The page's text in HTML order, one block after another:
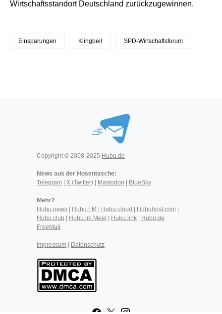
Wirtschaftsstandort Deutschland zurückzugewinnen.
Einsparungen Klingbeil SPD-Wirtschaftsforum
Copyright © 2008-2025 Hubu.de
News aus der Hosentasche:
Telegram
X (Twitter) Mastodon BlueSky
Mehr?
Hubu.news
Hubu.FM Hubu.cloud Hubuhost.com
Hubu.club
Hubu.im Meet| Hubu.link
Hubu.de
FreeMail
Impressum Datenschutz